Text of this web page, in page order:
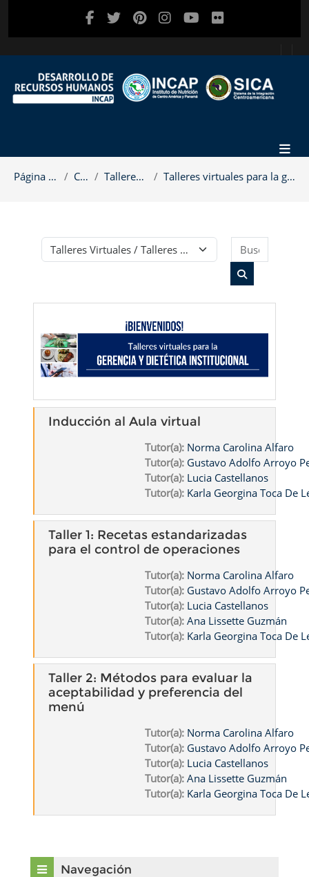
Salta al contenido principal
Página Principal Cursos Talleres Virtuales Talleres virtuales para la gerencia y dietética in...
Categorías
Buscar cursos
Inducción al Aula virtual
Tutor(a): Norma Carolina Alfaro
Tutor(a): Gustavo Adolfo Arroyo
Tutor(a): Lucia Castellanos
Tutor(a): Karla Georgina Toca De
Taller 1: Recetas estandarizadas
para el control de operaciones
Tutor(a): Norma Carolina Alfaro
Tutor(a): Gustavo Adolfo Arroyo
Tutor(a): Lucia Castellanos
Tutor(a): Ana Lissette Guzmán
Tutor(a): Karla Georgina Toca De
Taller 2: Métodos para evaluar la
aceptabilidad y preferencia del
menú
Tutor(a): Norma Carolina Alfaro
Tutor(a): Gustavo Adolfo Arroyo
Tutor(a): Lucia Castellanos
Tutor(a): Ana Lissette Guzmán
Tutor(a): Karla Georgina Toca De
Bloques
Navegación